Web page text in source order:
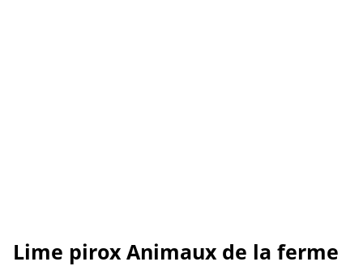
Lime pirox Animaux de la ferme